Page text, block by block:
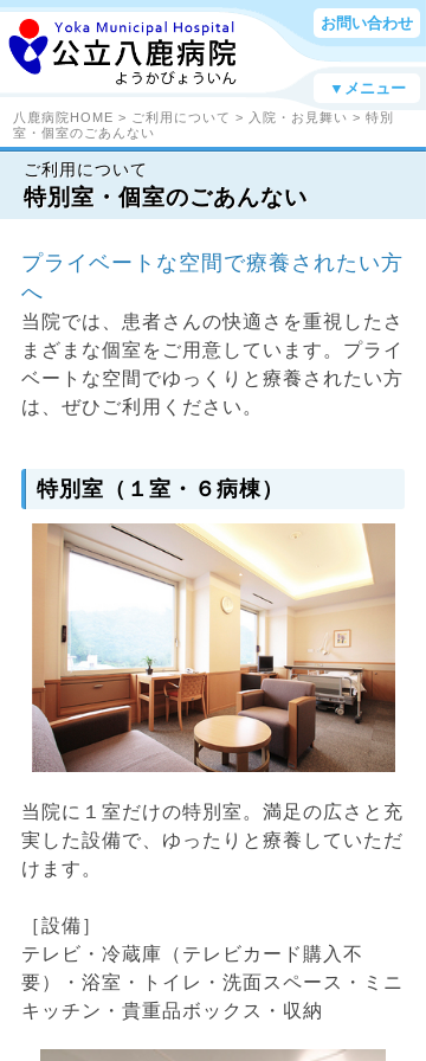
お問い合わせ
▼メニュー
八鹿病院HOME > ご利用について > 入院・お見舞い > 特別
室・個室のごあんない
ご利用について
特別室・個室のごあんない
プライベートな空間で療養されたい方
へ
当院では、患者さんの快適さを重視したさ
まざまな個室をご用意しています。プライ
ベートな空間でゆっくりと療養されたい方
は、ぜひご利用ください。
特別室（１室・６病棟）
当院に１室だけの特別室。満足の広さと充
実した設備で、ゆったりと療養していただ
けます。
［設備］
テレビ・冷蔵庫（テレビカード購入不
要）・浴室・トイレ・洗面スペース・ミニ
キッチン・貴重品ボックス・収納